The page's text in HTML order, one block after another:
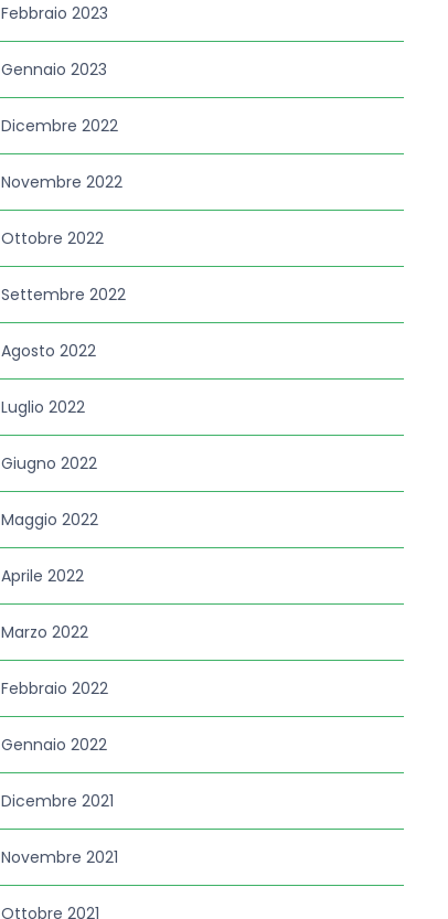
Febbraio 2023
Gennaio 2023
Dicembre 2022
Novembre 2022
Ottobre 2022
Settembre 2022
Agosto 2022
Luglio 2022
Giugno 2022
Maggio 2022
Aprile 2022
Marzo 2022
Febbraio 2022
Gennaio 2022
Dicembre 2021
Novembre 2021
Ottobre 2021